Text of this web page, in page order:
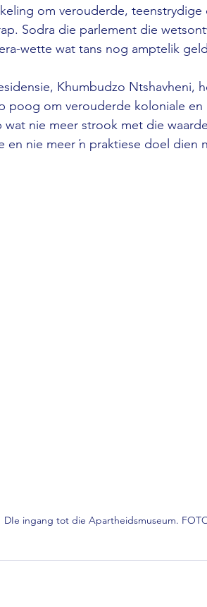
om verouderde,
Sodra die parlement die
wette wat tans nog amptelik
Khumbudzo Ntshavheni,
poog om verouderde koloniale
wat nie meer strook met die
en nie meer ŉ praktiese doel dien
DIe ingang tot die Apartheidsmuseum.